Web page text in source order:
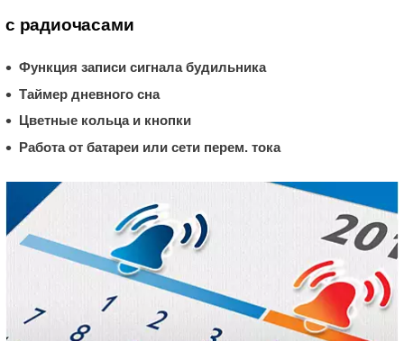
с радиочасами
Функция записи сигнала будильника
Таймер дневного сна
Цветные кольца и кнопки
Работа от батареи или сети перем. тока